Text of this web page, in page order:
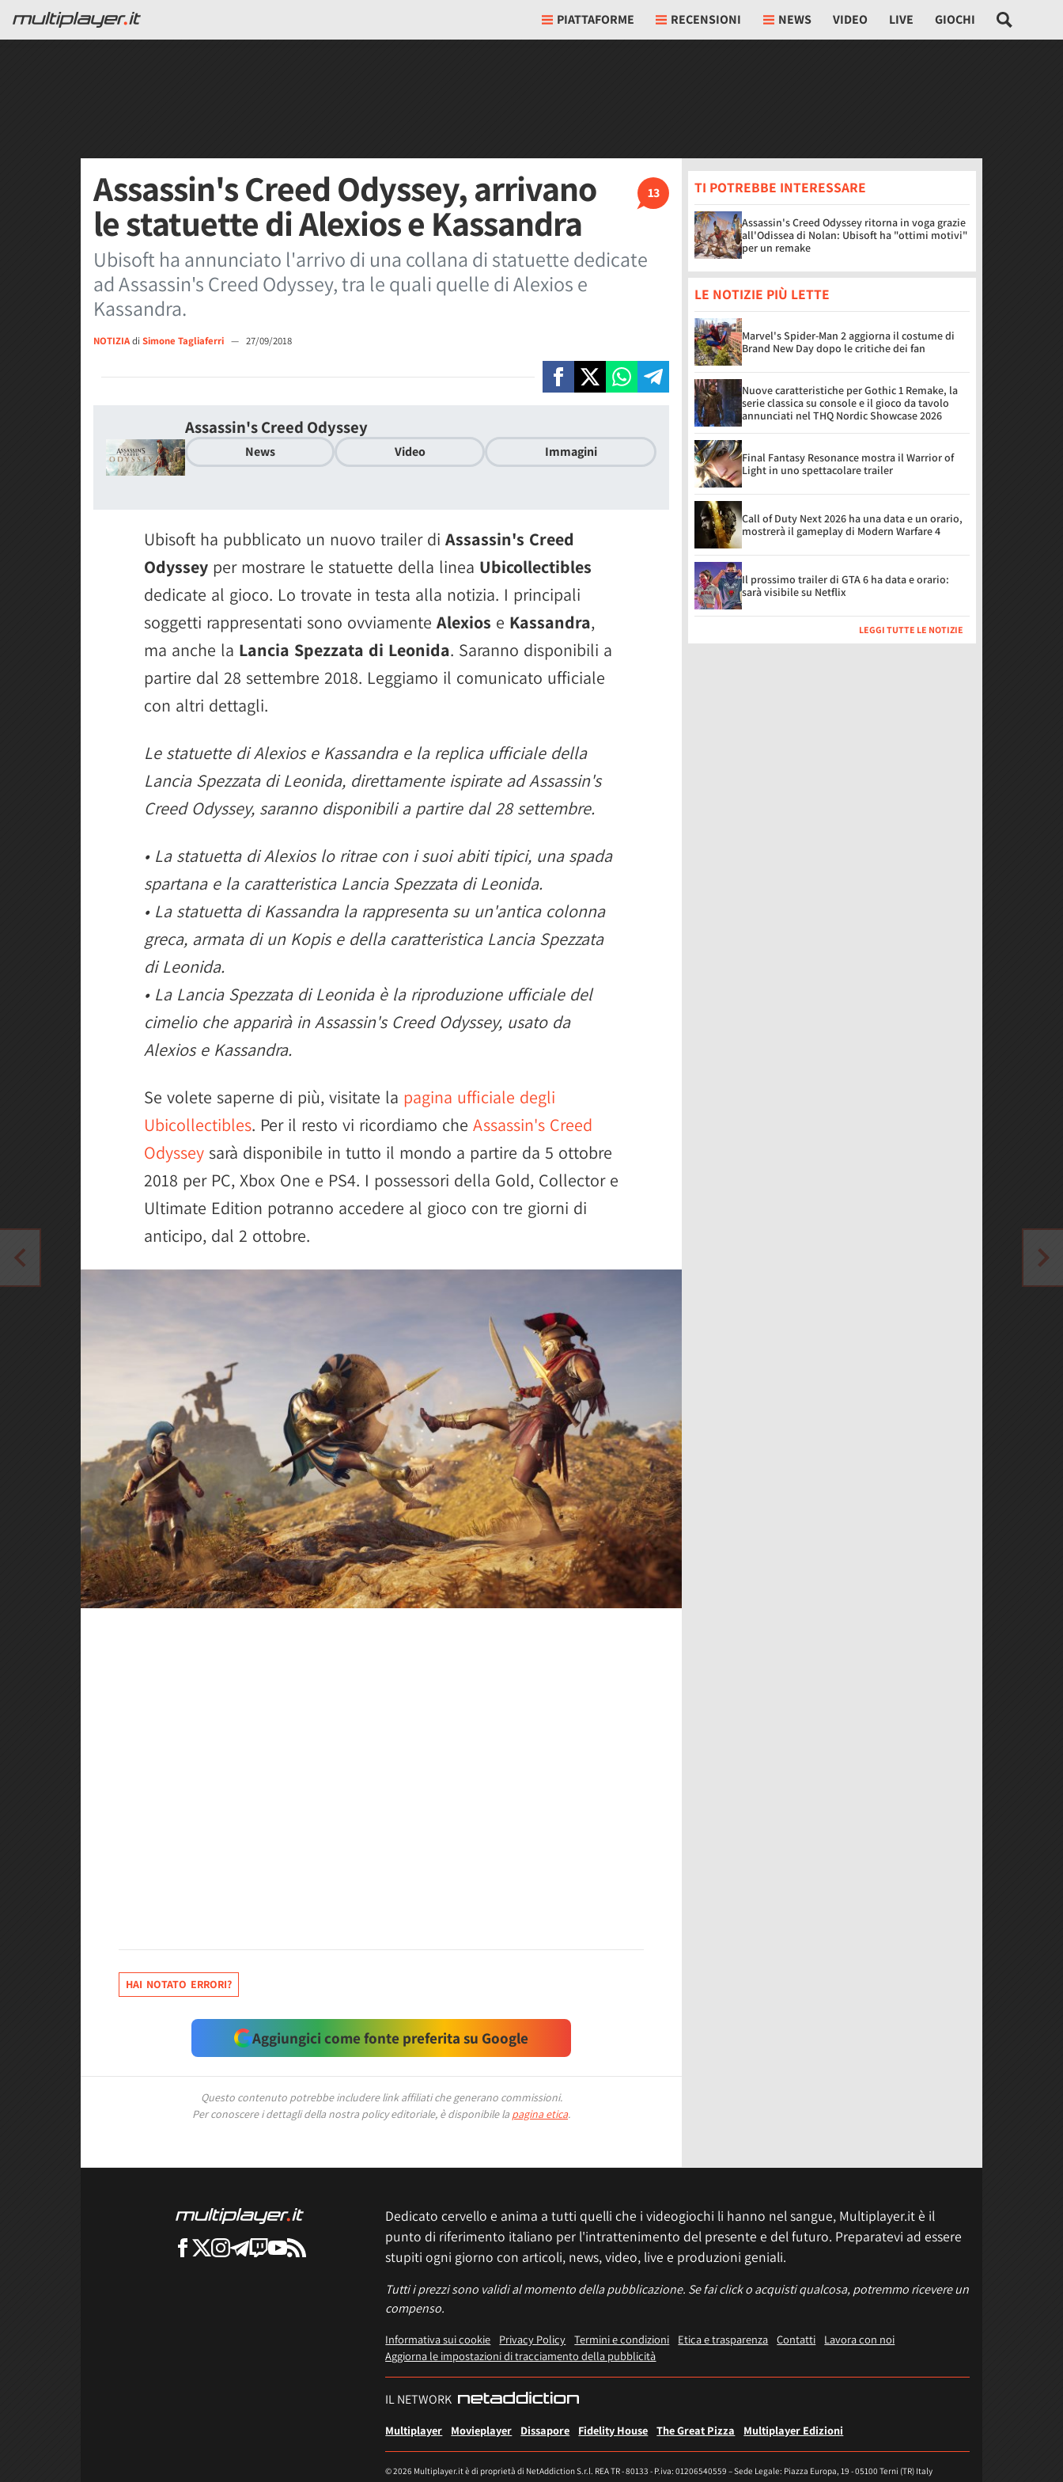
PIATTAFORME RECENSIONI NEWS VIDEO LIVE GIOCHI
13
Assassin's Creed Odyssey, arrivano
le statuette di Alexios e Kassandra
Ubisoft ha annunciato l'arrivo di una collana di statuette dedicate
ad Assassin's Creed Odyssey, tra le quali quelle di Alexios e
Kassandra.
NOTIZIAdi Simone Tagliaferri — 27/09/2018
Assassin's Creed Odyssey
News Video Immagini
Ubisoft ha pubblicato un nuovo trailer di Assassin's Creed
Odyssey per mostrare le statuette della linea Ubicollectibles
dedicate al gioco. Lo trovate in testa alla notizia. I principali
soggetti rappresentati sono ovviamente Alexios e Kassandra,
ma anche la Lancia Spezzata di Leonida. Saranno disponibili a
partire dal 28 settembre 2018. Leggiamo il comunicato ufficiale
con altri dettagli.
Le statuette di Alexios e Kassandra e la replica ufficiale della
Lancia Spezzata di Leonida, direttamente ispirate ad Assassin's
Creed Odyssey, saranno disponibili a partire dal 28 settembre.
• La statuetta di Alexios lo ritrae con i suoi abiti tipici, una spada
spartana e la caratteristica Lancia Spezzata di Leonida.
• La statuetta di Kassandra la rappresenta su un'antica colonna
greca, armata di un Kopis e della caratteristica Lancia Spezzata
di Leonida.
• La Lancia Spezzata di Leonida è la riproduzione ufficiale del
cimelio che apparirà in Assassin's Creed Odyssey, usato da
Alexios e Kassandra.
Se volete saperne di più, visitate la pagina ufficiale degli
Ubicollectibles. Per il resto vi ricordiamo che Assassin's Creed
Odyssey sarà disponibile in tutto il mondo a partire da 5 ottobre
2018 per PC, Xbox One e PS4. I possessori della Gold, Collector e
Ultimate Edition potranno accedere al gioco con tre giorni di
anticipo, dal 2 ottobre.
HAI NOTATO ERRORI?
Aggiungici come fonte preferita su Google
Questo contenuto potrebbe includere link affiliati che generano commissioni.
Per conoscere i dettagli della nostra policy editoriale, è disponibile la pagina etica.
TI POTREBBE INTERESSARE
Assassin's Creed Odyssey ritorna in voga grazie
all'Odissea di Nolan: Ubisoft ha "ottimi motivi"
per un remake
LE NOTIZIE PIÙ LETTE
Marvel's Spider-Man 2 aggiorna il costume di
Brand New Day dopo le critiche dei fan
Nuove caratteristiche per Gothic 1 Remake, la
serie classica su console e il gioco da tavolo
annunciati nel THQ Nordic Showcase 2026
Final Fantasy Resonance mostra il Warrior of
Light in uno spettacolare trailer
Call of Duty Next 2026 ha una data e un orario,
mostrerà il gameplay di Modern Warfare 4
Il prossimo trailer di GTA 6 ha data e orario:
sarà visibile su Netflix
LEGGI TUTTE LE NOTIZIE
Dedicato cervello e anima a tutti quelli che i videogiochi li hanno nel sangue, Multiplayer.it è il
punto di riferimento italiano per l'intrattenimento del presente e del futuro. Preparatevi ad essere
stupiti ogni giorno con articoli, news, video, live e produzioni geniali.
Tutti i prezzi sono validi al momento della pubblicazione. Se fai click o acquisti qualcosa, potremmo ricevere un
compenso.
Informativa sui cookie Privacy Policy Termini e condizioni Etica e trasparenza Contatti
Lavora con noi
Aggiorna le impostazioni di tracciamento della pubblicità
IL NETWORK
Multiplayer Movieplayer Dissapore Fidelity House The Great Pizza Multiplayer Edizioni
© 2026 Multiplayer.it è di proprietà di NetAddiction S.r.l. REA TR - 80133 - P.iva: 01206540559 – Sede Legale: Piazza Europa, 19 - 05100 Terni (TR) Italy